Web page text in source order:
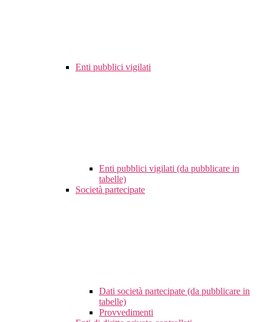
Enti pubblici vigilati
Enti pubblici vigilati (da pubblicare in
tabelle)
Società partecipate
Dati società partecipate (da pubblicare in
tabelle)
Provvedimenti